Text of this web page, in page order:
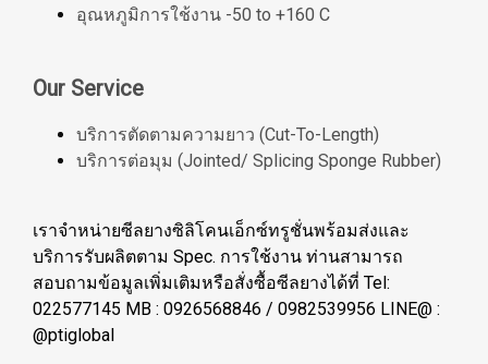
อุณหภูมิการใช้งาน -50 to +160 C
Our Service
บริการตัดตามความยาว (Cut-To-Length)
บริการต่อมุม (Jointed/ Splicing Sponge Rubber)
เราจำหน่ายซีลยางซิลิโคนเอ็กซ์ทรูชั่นพร้อมส่งและ
บริการรับผลิตตาม Spec. การใช้งาน ท่านสามารถ
สอบถามข้อมูลเพิ่มเติมหรือสั่งซื้อซีลยางได้ที่ Tel:
022577145 MB : 0926568846 / 0982539956 LINE@ :
@ptiglobal